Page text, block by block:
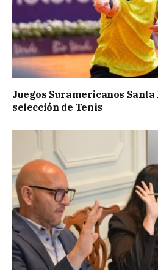
Juegos Suramericanos Santa
selección de Tenis